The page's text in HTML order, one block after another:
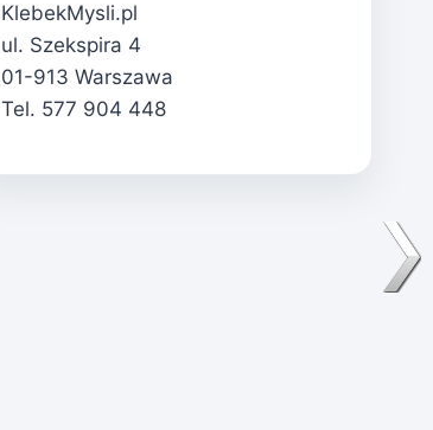
KlebekMysli.pl
ul. Szekspira 4
01-913 Warszawa
Tel. 577 904 448